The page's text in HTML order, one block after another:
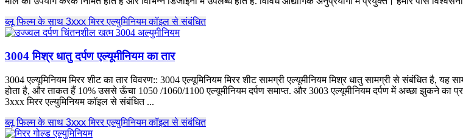
ब्लू फिल्म के साथ 3xxx मिरर एल्युमिनियम कॉइल से संबंधित
3004 मिश्र धातु दर्पण एल्यूमीनियम का तार
3004 एल्यूमिनियम मिरर शीट का तार विवरण:: 3004 एल्यूमिनियम मिरर शीट सामग्री एल्यूमीनियम मिश्र धातु सामग्री से संबंधित है,
होता है, और ताकत हैं 10% उससे ऊँचा 1050 /1060/1100 एल्यूमीनियम दर्पण समाप्त. और 3003 एल्यूमीनियम दर्पण में अच्छा झुकने का
3xxx मिरर एल्युमिनियम कॉइल से संबंधित ...
ब्लू फिल्म के साथ 3xxx मिरर एल्युमिनियम कॉइल से संबंधित